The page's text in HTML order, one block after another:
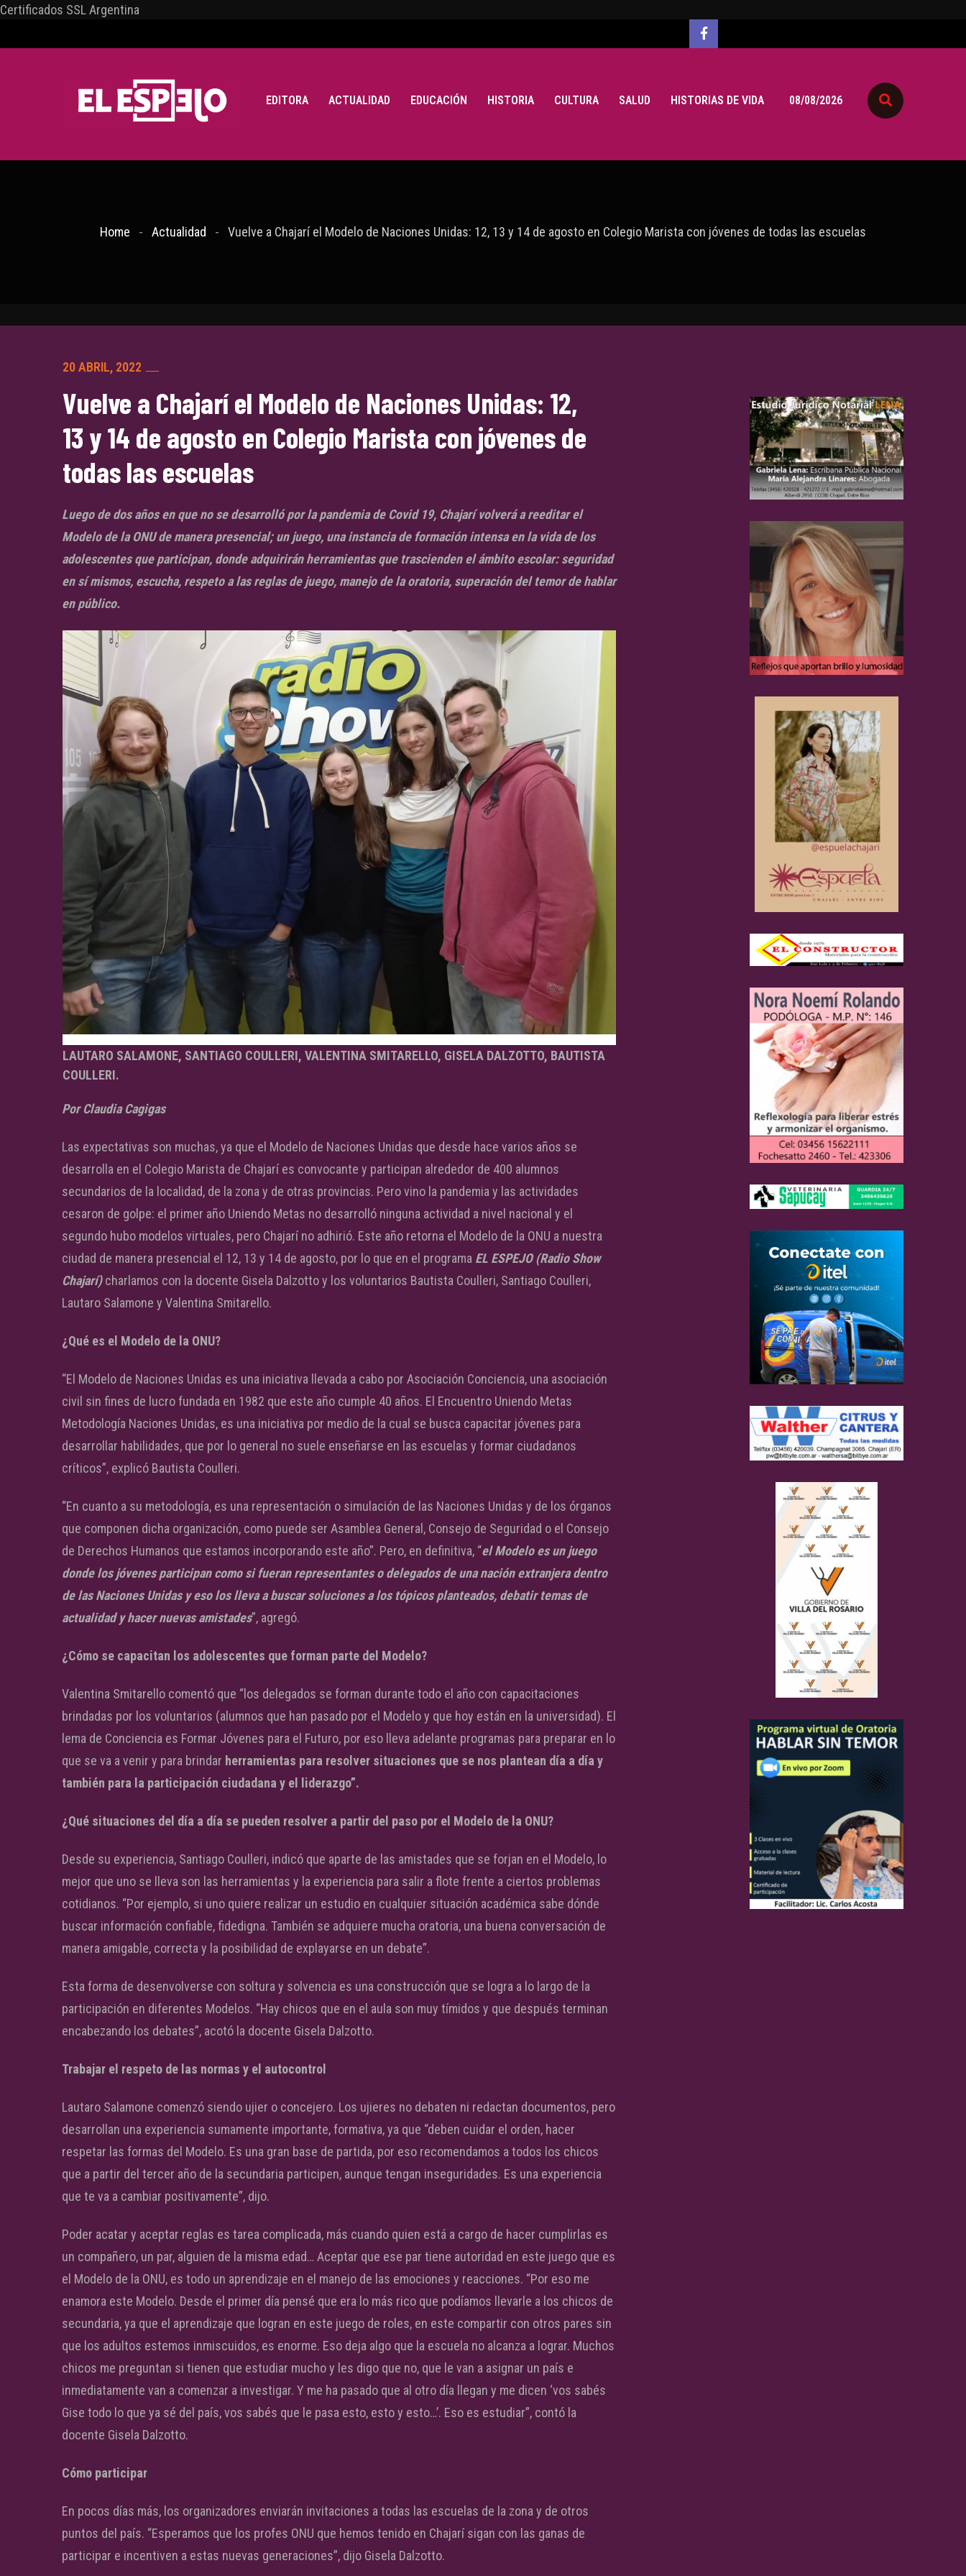
Certificados SSL Argentina
EDITORA ACTUALIDAD EDUCACIÓN HISTORIA CULTURA SALUD HISTORIAS DE VIDA 08/08/2026
Home Actualidad Vuelve a Chajarí el Modelo de Naciones Unidas: 12, 13 y 14 de agosto en Colegio Marista con jóvenes de todas las escuelas
20 ABRIL, 2022
Vuelve a Chajarí el Modelo de Naciones Unidas: 12,
13 y 14 de agosto en Colegio Marista con jóvenes de
todas las escuelas
Luego de dos años en que no se desarrolló por la pandemia de Covid 19, Chajarí volverá a reeditar el
Modelo de la ONU de manera presencial; un juego, una instancia de formación intensa en la vida de los
adolescentes que participan, donde adquirirán herramientas que trascienden el ámbito escolar: seguridad
en sí mismos, escucha, respeto a las reglas de juego, manejo de la oratoria, superación del temor de hablar
en público.
LAUTARO SALAMONE, SANTIAGO COULLERI, VALENTINA SMITARELLO, GISELA DALZOTTO, BAUTISTA
COULLERI.
Por Claudia Cagigas
Las expectativas son muchas, ya que el Modelo de Naciones Unidas que desde hace varios años se
desarrolla en el Colegio Marista de Chajarí es convocante y participan alrededor de 400 alumnos
secundarios de la localidad, de la zona y de otras provincias. Pero vino la pandemia y las actividades
cesaron de golpe: el primer año Uniendo Metas no desarrolló ninguna actividad a nivel nacional y el
segundo hubo modelos virtuales, pero Chajarí no adhirió. Este año retorna el Modelo de la ONU a nuestra
ciudad de manera presencial el 12, 13 y 14 de agosto, por lo que en el programa EL ESPEJO (Radio Show
Chajarí)charlamos con la docente Gisela Dalzotto y los voluntarios Bautista Coulleri, Santiago Coulleri,
Lautaro Salamone y Valentina Smitarello.
¿Qué es el Modelo de la ONU?
“El Modelo de Naciones Unidas es una iniciativa llevada a cabo por Asociación Conciencia, una asociación
civil sin fines de lucro fundada en 1982 que este año cumple 40 años. El Encuentro Uniendo Metas
Metodología Naciones Unidas, es una iniciativa por medio de la cual se busca capacitar jóvenes para
desarrollar habilidades, que por lo general no suele enseñarse en las escuelas y formar ciudadanos
críticos”, explicó Bautista Coulleri.
“En cuanto a su metodología, es una representación o simulación de las Naciones Unidas y de los órganos
que componen dicha organización, como puede ser Asamblea General, Consejo de Seguridad o el Consejo
de Derechos Humanos que estamos incorporando este año”. Pero, en definitiva, “el Modelo es un juego
donde los jóvenes participan como si fueran representantes o delegados de una nación extranjera dentro
de las Naciones Unidas y eso los lleva a buscar soluciones a los tópicos planteados, debatir temas de
actualidad y hacer nuevas amistades”, agregó.
¿Cómo se capacitan los adolescentes que forman parte del Modelo?
Valentina Smitarello comentó que “los delegados se forman durante todo el año con capacitaciones
brindadas por los voluntarios (alumnos que han pasado por el Modelo y que hoy están en la universidad). El
lema de Conciencia es Formar Jóvenes para el Futuro, por eso lleva adelante programas para preparar en lo
que se va a venir y para brindar herramientas para resolver situaciones que se nos plantean día a día y
también para la participación ciudadana y el liderazgo”.
¿Qué situaciones del día a día se pueden resolver a partir del paso por el Modelo de la ONU?
Desde su experiencia, Santiago Coulleri, indicó que aparte de las amistades que se forjan en el Modelo, lo
mejor que uno se lleva son las herramientas y la experiencia para salir a flote frente a ciertos problemas
cotidianos. “Por ejemplo, si uno quiere realizar un estudio en cualquier situación académica sabe dónde
buscar información confiable, fidedigna. También se adquiere mucha oratoria, una buena conversación de
manera amigable, correcta y la posibilidad de explayarse en un debate”.
Esta forma de desenvolverse con soltura y solvencia es una construcción que se logra a lo largo de la
participación en diferentes Modelos. “Hay chicos que en el aula son muy tímidos y que después terminan
encabezando los debates”, acotó la docente Gisela Dalzotto.
Trabajar el respeto de las normas y el autocontrol
Lautaro Salamone comenzó siendo ujier o concejero. Los ujieres no debaten ni redactan documentos, pero
desarrollan una experiencia sumamente importante, formativa, ya que “deben cuidar el orden, hacer
respetar las formas del Modelo. Es una gran base de partida, por eso recomendamos a todos los chicos
que a partir del tercer año de la secundaria participen, aunque tengan inseguridades. Es una experiencia
que te va a cambiar positivamente”, dijo.
Poder acatar y aceptar reglas es tarea complicada, más cuando quien está a cargo de hacer cumplirlas es
un compañero, un par, alguien de la misma edad… Aceptar que ese par tiene autoridad en este juego que es
el Modelo de la ONU, es todo un aprendizaje en el manejo de las emociones y reacciones. “Por eso me
enamora este Modelo. Desde el primer día pensé que era lo más rico que podíamos llevarle a los chicos de
secundaria, ya que el aprendizaje que logran en este juego de roles, en este compartir con otros pares sin
que los adultos estemos inmiscuidos, es enorme. Eso deja algo que la escuela no alcanza a lograr. Muchos
chicos me preguntan si tienen que estudiar mucho y les digo que no, que le van a asignar un país e
inmediatamente van a comenzar a investigar. Y me ha pasado que al otro día llegan y me dicen ‘vos sabés
Gise todo lo que ya sé del país, vos sabés que le pasa esto, esto y esto…’. Eso es estudiar”, contó la
docente Gisela Dalzotto.
Cómo participar
En pocos días más, los organizadores enviarán invitaciones a todas las escuelas de la zona y de otros
puntos del país. “Esperamos que los profes ONU que hemos tenido en Chajarí sigan con las ganas de
participar e incentiven a estas nuevas generaciones”, dijo Gisela Dalzotto.